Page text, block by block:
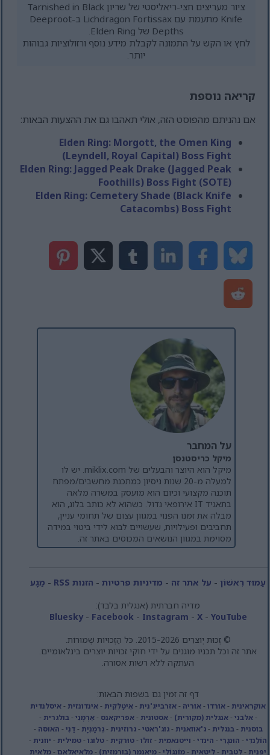
ציור מעריצים חצי-ריאליסטי של שריון Tarnished in Black
Knife מתעמת עם Lichdragon Fortissax ב-Deeproot
Depths של Elden Ring.
לחץ או הקש על התמונה לקבלת מידע נוסף ורזולוציות גבוהות
יותר.
קריאה נוספת
אם נהניתם מהפוסט הזה, אולי תאהבו גם את ההצעות הבאות:
Elden Ring: Morgott, the Omen King
(Leyndell, Royal Capital) Boss Fight
Elden Ring: Jagged Peak Drake (Jagged Peak
Foothills) Boss Fight (SOTE)
Elden Ring: Cemetery Shade (Black Knife
Catacombs) Boss Fight
על המחבר
מיקל כריסטנסן
מיקל הוא היוצר והבעלים של miklix.com. יש לו
למעלה מ-20 שנות ניסיון כמתכנת מחשבים/מפתח
תוכנה מקצועי וכיום הוא מועסק במשרה מלאה
בתאגיד IT אירופאי גדול. כשהוא לא כותב בלוג, הוא
מבלה את זמנו הפנוי במגוון עצום של תחומי עניין,
תחביבים ופעילויות, שעשויים לבוא לידי ביטוי במידה
מסוימת במגוון הנושאים המכוסים באתר זה.
עַמוּד רִאשׁוֹן - על אתר זה - מדיניות פרטיות- הזנות RSS - מַגָע
מדיה חברתית (אנגלית בלבד):
Bluesky- Facebook - Instagram - X- YouTube
© זְכוּת יְוֹצרִים 2015-2026. כֹּל הַזְכוּיוֹת שְׁמוּרוֹת.
אתר זה וכל תכניו מוגנים על ידי חוקי זכויות יוצרים בינלאומיים.
העתקה ללא רשות אסורה.
דף זה זמין גם בשפות הבאות:
אוקראינית -אורדו-אוריה -אזרבייג'נית -אִיטַלְקִית -אינדונזית -איסלנדית
-אלבני -אנגלית (מקורית) -אסטונית -אפריקאנס -אַרְמֶנִי -בולגרית -
בוסנית -בנגלית -ג'אוואנית -גוג'ראטי -גרוזינית -גֶרמָנִיָת -דַנִי - האוסה -
הוֹלַנדִי- הוּנגָרִי- הינדי- וייטנאמית - זולו-טוּרקִית -טלוגו-טמילית - יוונית -
יַפָּנִית -לטבית -ליטאית -מוֹנגוֹלִי-מיאנמר (בורמזית) -מלאיאלאם-מלאית